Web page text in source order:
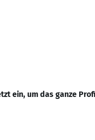
ein, um das ganze